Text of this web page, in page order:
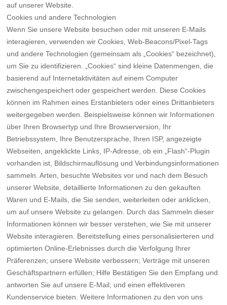
auf unserer Website.
Cookies und andere Technologien
Wenn Sie unsere Website besuchen oder mit unseren E-Mails
interagieren, verwenden wir Cookies, Web-Beacons/Pixel-Tags
und andere Technologien (gemeinsam als „Cookies“ bezeichnet),
um Sie zu identifizieren. „Cookies“ sind kleine Datenmengen, die
basierend auf Internetaktivitäten auf einem Computer
zwischengespeichert oder gespeichert werden. Diese Cookies
können im Rahmen eines Erstanbieters oder eines Drittanbieters
weitergegeben werden. Beispielsweise können wir Informationen
über Ihren Browsertyp und Ihre Browserversion, Ihr
Betriebssystem, Ihre Benutzersprache, Ihren ISP, angezeigte
Webseiten, angeklickte Links, IP-Adresse, ob ein „Flash“-Plugin
vorhanden ist, Bildschirmauflösung und Verbindungsinformationen
sammeln. Arten, besuchte Websites vor und nach dem Besuch
unserer Website, detaillierte Informationen zu den gekauften
Waren und E-Mails, die Sie senden, weiterleiten oder anklicken,
um auf unsere Website zu gelangen. Durch das Sammeln dieser
Informationen können wir besser verstehen, wie Sie mit unserer
Website interagieren. Bereitstellung eines personalisierteren und
optimierten Online-Erlebnisses durch die Verfolgung Ihrer
Präferenzen; unsere Website verbessern; Verträge mit unseren
Geschäftspartnern erfüllen; Hilfe Bestätigen Sie den Empfang und
antworten Sie auf unsere E-Mail; und einen effektiveren
Kundenservice bieten. Weitere Informationen zu den von uns